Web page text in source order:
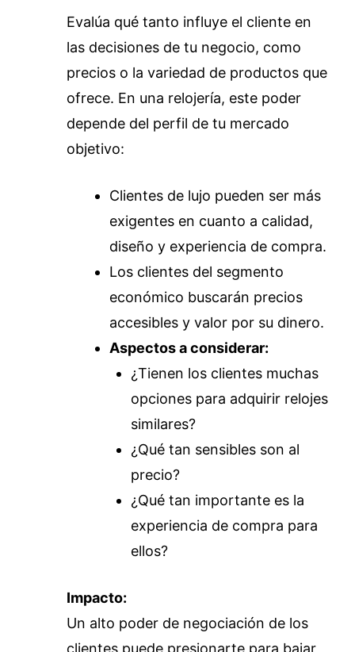
Evalúa qué tanto influye el cliente en
las decisiones de tu negocio, como
precios o la variedad de productos que
ofrece. En una relojería, este poder
depende del perfil de tu mercado
objetivo:
Clientes de lujo pueden ser más
exigentes en cuanto a calidad,
diseño y experiencia de compra.
Los clientes del segmento
económico buscarán precios
accesibles y valor por su dinero.
Aspectos a considerar:
¿Tienen los clientes muchas
opciones para adquirir relojes
similares?
¿Qué tan sensibles son al
precio?
¿Qué tan importante es la
experiencia de compra para
ellos?
Impacto:
Un alto poder de negociación de los
clientes puede presionarte para bajar